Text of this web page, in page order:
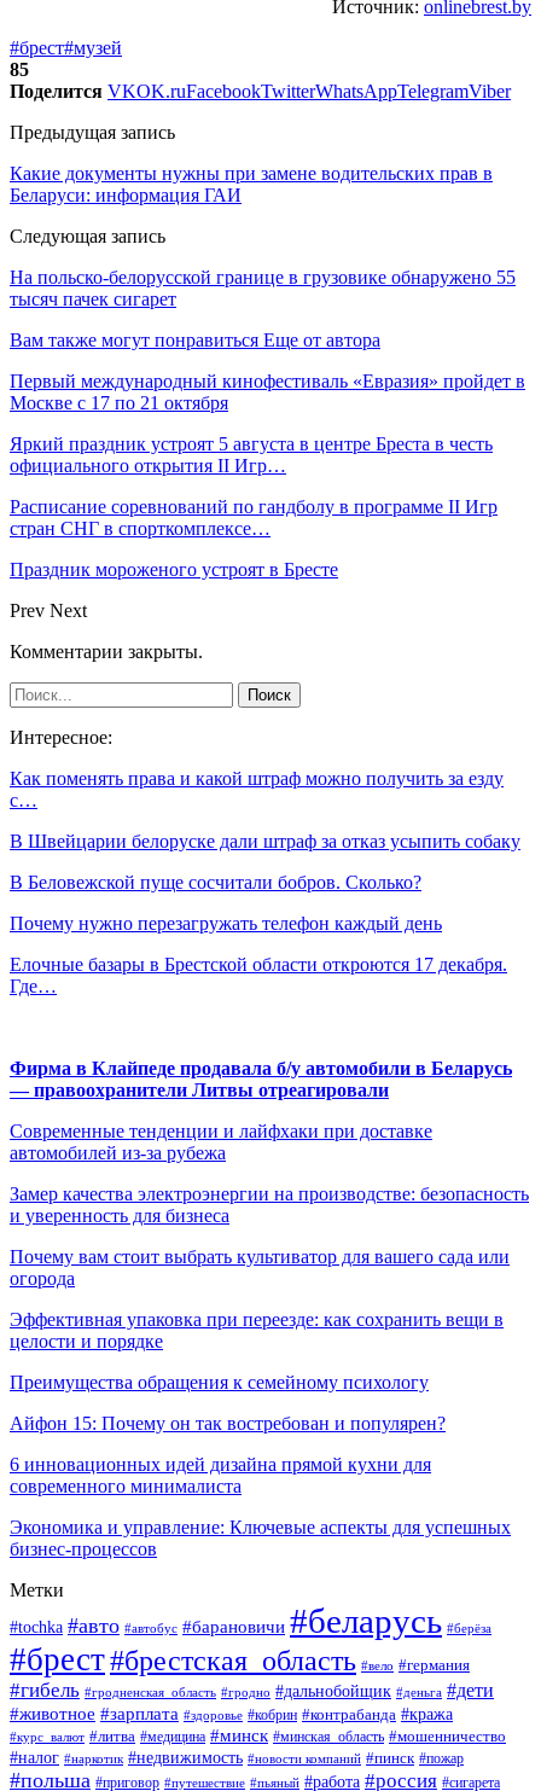
Источник: onlinebrest.by
#брест#музей
85
Поделится VKOK.ruFacebookTwitterWhatsAppTelegramViber
Предыдущая запись
Какие документы нужны при замене водительских прав в
Беларуси: информация ГАИ
Следующая запись
На польско-белорусской границе в грузовике обнаружено 55
тысяч пачек сигарет
Вам также могут понравиться Еще от автора
Первый международный кинофестиваль «Евразия» пройдет в
Москве с 17 по 21 октября
Яркий праздник устроят 5 августа в центре Бреста в честь
официального открытия II Игр…
Расписание соревнований по гандболу в программе II Игр
стран СНГ в спорткомплексе…
Праздник мороженого устроят в Бресте
Prev Next
Комментарии закрыты.
Интересное:
Как поменять права и какой штраф можно получить за езду
с…
В Швейцарии белоруске дали штраф за отказ усыпить собаку
В Беловежской пуще сосчитали бобров. Сколько?
Почему нужно перезагружать телефон каждый день
Елочные базары в Брестской области откроются 17 декабря.
Где…
Фирма в Клайпеде продавала б/у автомобили в Беларусь
— правоохранители Литвы отреагировали
Современные тенденции и лайфхаки при доставке
автомобилей из-за рубежа
Замер качества электроэнергии на производстве: безопасность
и уверенность для бизнеса
Почему вам стоит выбрать культиватор для вашего сада или
огорода
Эффективная упаковка при переезде: как сохранить вещи в
целости и порядке
Преимущества обращения к семейному психологу
Айфон 15: Почему он так востребован и популярен?
6 инновационных идей дизайна прямой кухни для
современного минималиста
Экономика и управление: Ключевые аспекты для успешных
бизнес-процессов
Метки
#tochka #авто #автобус #барановичи #беларусь #берёза
#брест#брестская_область #вело #германия
#гибель #гродненская_область #гродно #дальнобойщик #деньга #дети
#животное #зарплата #здоровье #кобрин #контрабанда #кража
#курс_валют #литва #медицина #минск #минская_область #мошенничество
#налог #наркотик #недвижимость #новости компаний #пинск #пожар
#польша #приговор #путешествие #пьяный #работа #россия #сигарета